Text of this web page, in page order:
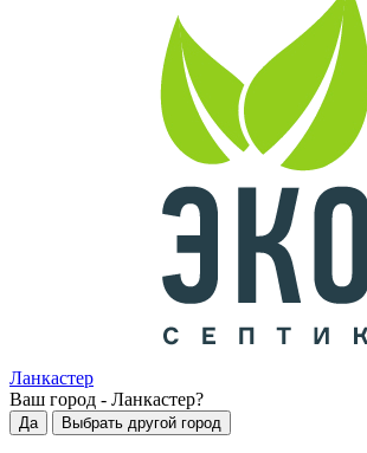
Ланкастер
Ваш город - Ланкастер?
Да Выбрать другой город